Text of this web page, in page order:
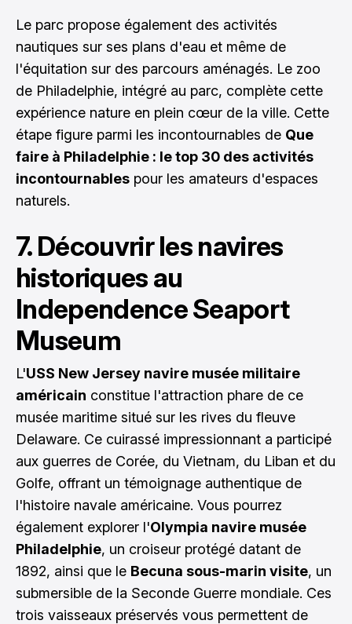
Le parc propose également des activités
nautiques sur ses plans d'eau et même de
l'équitation sur des parcours aménagés. Le zoo
de Philadelphie, intégré au parc, complète cette
expérience nature en plein cœur de la ville. Cette
étape figure parmi les incontournables de Que
faire à Philadelphie : le top 30 des activités
incontournables pour les amateurs d'espaces
naturels.
7. Découvrir les navires
historiques au
Independence Seaport
Museum
L'USS New Jersey navire musée militaire
américain constitue l'attraction phare de ce
musée maritime situé sur les rives du fleuve
Delaware. Ce cuirassé impressionnant a participé
aux guerres de Corée, du Vietnam, du Liban et du
Golfe, offrant un témoignage authentique de
l'histoire navale américaine. Vous pourrez
également explorer l'Olympia navire musée
Philadelphie, un croiseur protégé datant de
1892, ainsi que le Becuna sous-marin visite, un
submersible de la Seconde Guerre mondiale. Ces
trois vaisseaux préservés vous permettent de